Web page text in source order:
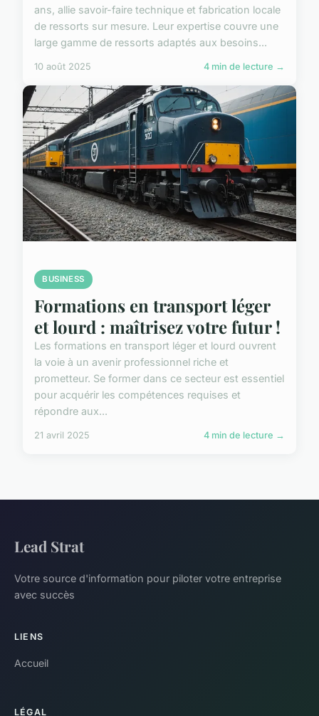
ans, allie savoir-faire technique et fabrication locale
de ressorts sur mesure. Leur expertise couvre une
large gamme de ressorts adaptés aux besoins...
10 août 2025 4 min de lecture →
BUSINESS
Formations en transport léger
et lourd : maîtrisez votre futur !
Les formations en transport léger et lourd ouvrent
la voie à un avenir professionnel riche et
prometteur. Se former dans ce secteur est essentiel
pour acquérir les compétences requises et
répondre aux...
21 avril 2025 4 min de lecture →
Lead Strat
Votre source d'information pour piloter votre entreprise
avec succès
LIENS
Accueil
LÉGAL